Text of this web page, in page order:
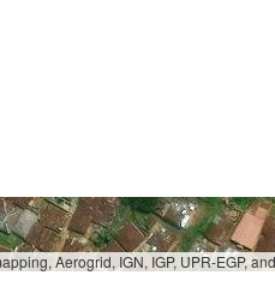
Aerogrid, IGN, IGP, UPR-EGP,